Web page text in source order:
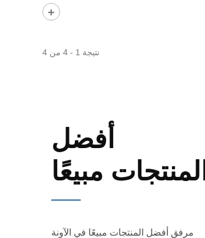
نتيجة 1 - 4 من 4
أفضل
المنتجات مبيعًا
مرفق أفضل المنتجات مبيعًا في الآونة